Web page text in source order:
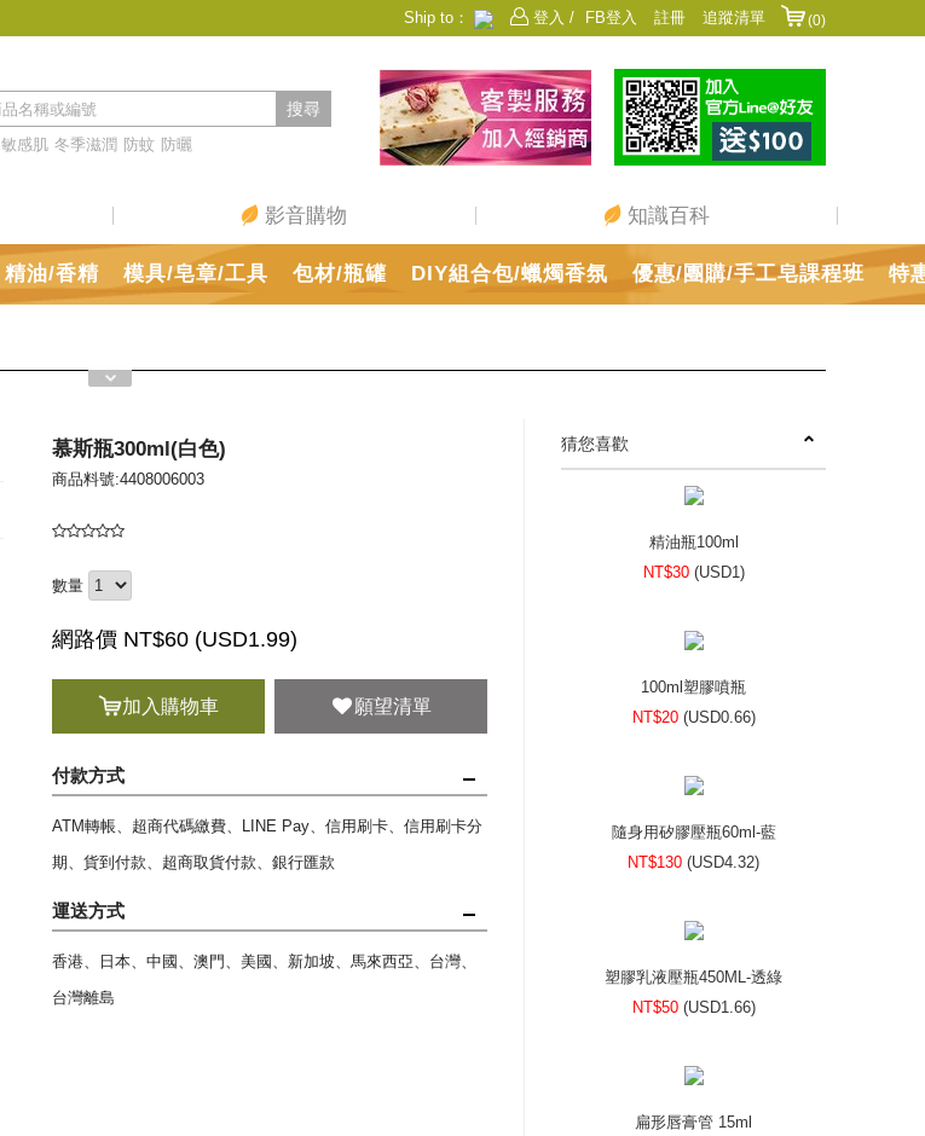
登入 / FB登入 註冊 追蹤清單
Ship to：
香港 日本 中國
澳門 美國 新加坡
敏感肌 冬季滋潤 防蚊 防曬
搜尋
精油/香精 模具/皂章/工具 包材/瓶罐 DIY組合包/蠟燭香氛 優惠/團購/手工皂課程班 特
(0)
影音購物 知識百科
慕斯瓶300ml(白色)
商品料號:4408006003
數量
網路價 NT$60 (USD1.99)
加入購物車 願望清單
付款方式
ATM轉帳、超商代碼繳費、LINE Pay、信用刷卡、信用刷卡分
期、貨到付款、超商取貨付款、銀行匯款
運送方式
香港、日本、中國、澳門、美國、新加坡、馬來西亞、台灣、
台灣離島
猜您喜歡
精油瓶100ml
NT$30 (USD1)
100ml塑膠噴瓶
NT$20 (USD0.66)
隨身用矽膠壓瓶60ml-藍
NT$130 (USD4.32)
塑膠乳液壓瓶450ML-透綠
NT$50 (USD1.66)
扁形唇膏管 15ml